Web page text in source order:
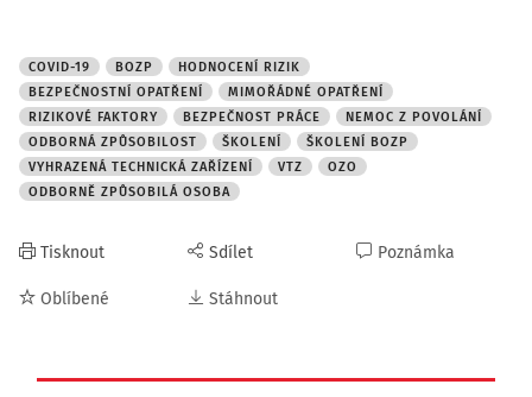
COVID-19 BOZP
HODNOCENÍ RIZIK
BEZPEČNOSTNÍ OPATŘENÍ
MIMOŘÁDNÉ OPATŘENÍ
RIZIKOVÉ FAKTORY
BEZPEČNOST PRÁCE
NEMOC Z POVOLÁNÍ
ODBORNÁ ZPŮSOBILOST
ŠKOLENÍ
ŠKOLENÍ BOZP
VYHRAZENÁ TECHNICKÁ ZAŘÍZENÍ
VTZ
OZO
ODBORNĚ ZPŮSOBILÁ OSOBA
Tisknout
Oblíbené
Sdílet
Stáhnout
Poznámka